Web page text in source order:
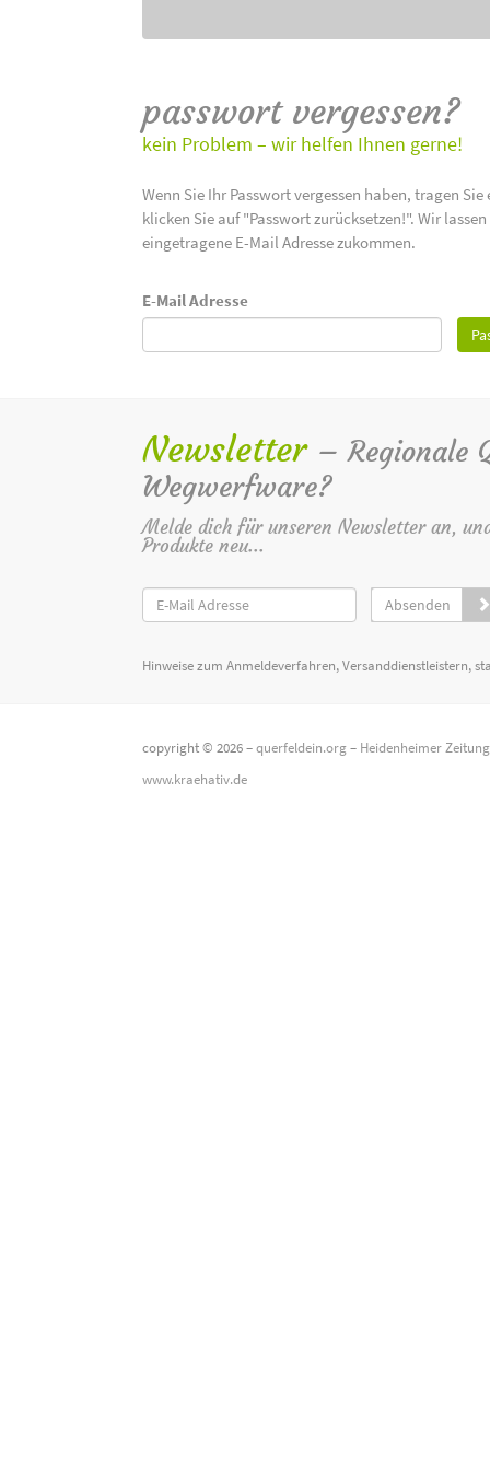
passwort vergessen?
kein Problem – wir helfen Ihnen gerne!
Wenn Sie Ihr Passwort vergessen haben, tragen
klicken Sie auf "Passwort zurücksetzen!". Wir
eingetragene E-Mail Adresse zukommen.
E-Mail Adresse
Newsletter – Regionale
Wegwerfware?
Melde dich für unseren Newsletter an,
Produkte neu...
Absenden
Hinweise zum Anmeldeverfahren, Versanddienstleistern,
copyright © 2026 –querfeldein.org– Heidenheimer
www.kraehativ.de